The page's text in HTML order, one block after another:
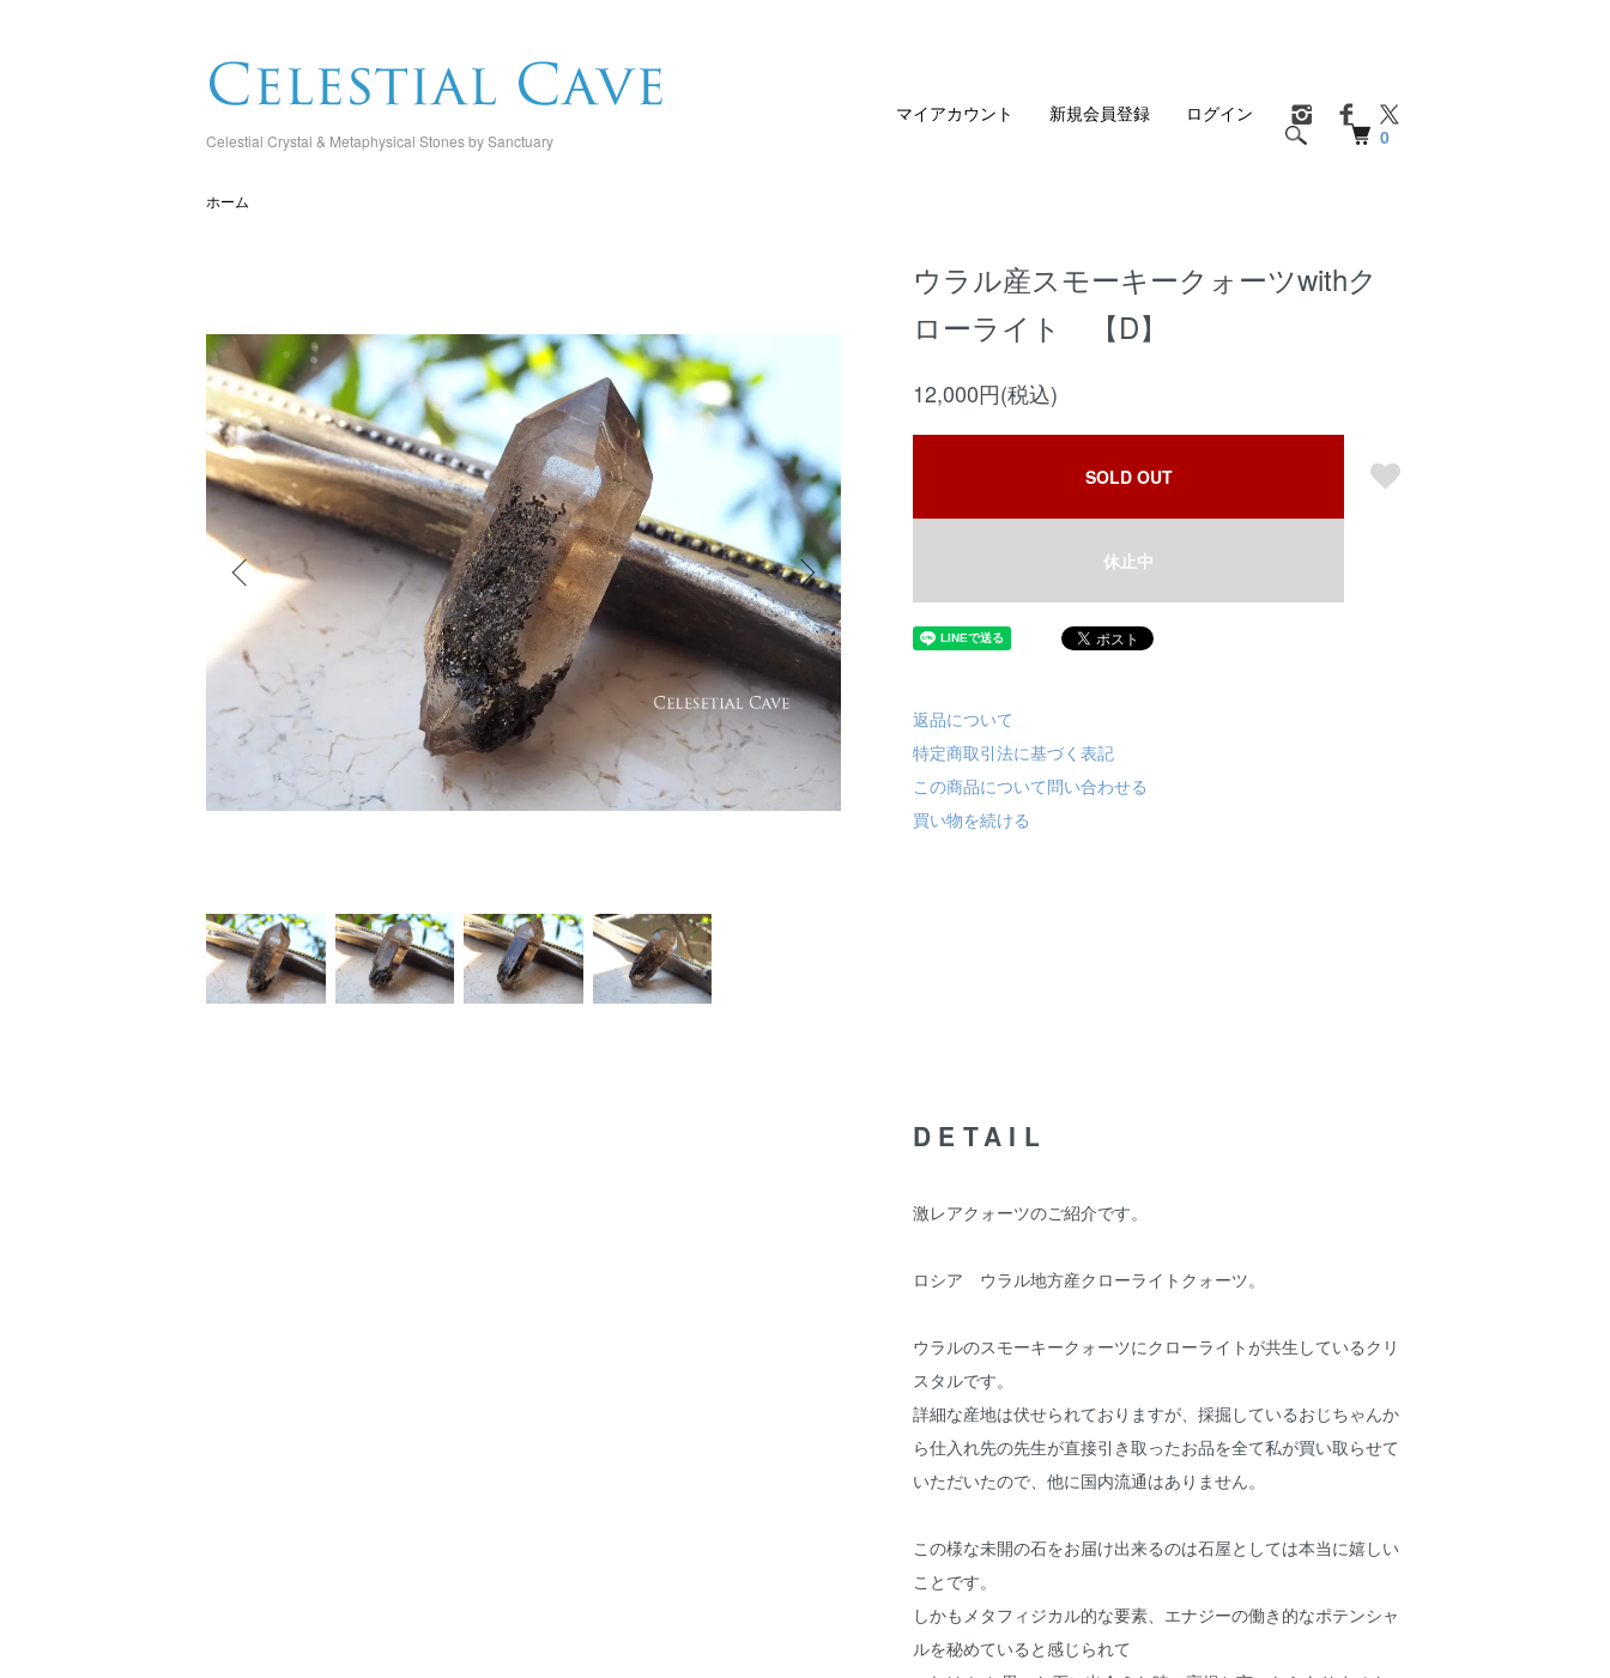
Celestial Crystal & Metaphysical Stones by Sanctuary 0
マイアカウント 新規会員登録 ログイン
ホーム
ウラル産スモーキークォーツwithク
ローライト 【D】
12,000円(税込)
SOLD OUT
休止中
返品について
特定商取引法に基づく表記
この商品について問い合わせる
買い物を続ける
DETAIL
激レアクォーツのご紹介です。
ロシア ウラル地方産クローライトクォーツ。
ウラルのスモーキークォーツにクローライトが共生しているクリ
スタルです。
詳細な産地は伏せられておりますが、採掘しているおじちゃんか
ら仕入れ先の先生が直接引き取ったお品を全て私が買い取らせて
いただいたので、他に国内流通はありません。
この様な未開の石をお届け出来るのは石屋としては本当に嬉しい
ことです。
しかもメタフィジカル的な要素、エナジーの働き的なポテンシャ
ルを秘めていると感じられて